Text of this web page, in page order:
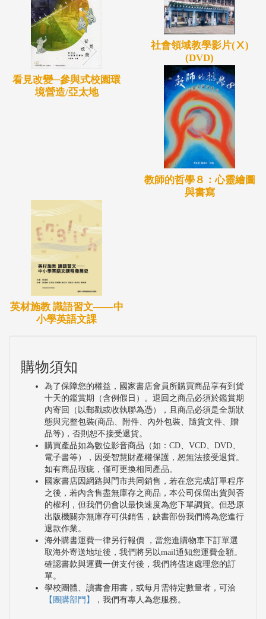
看見改變─參與式校園環
境營造/亞太地
社會領域教學影片(Ⅹ)
(DVD)
教師的哲學８：心靈繪圖
與書寫
英材施教 識語習文——中
小學英語文課
購物須知
為了保障您的權益，國家書店會員所購買商品享有到貨
十天的鑑賞期（含例假日）。退回之商品必須於鑑賞期
內寄回（以郵戳或收執聯為憑），且商品必須是全新狀
態與完整包裝(商品、附件、內外包裝、隨貨文件、贈
品等)，否則恕不接受退貨。
購買產品如為數位影音商品（如：CD、VCD、DVD、
電子書等），因受智慧財產權保護，恕無法接受退貨。
如有商品瑕疵，僅可更換相同產品。
國家書店因網路與門市共同銷售，若在您完成訂單程序
之後，若內含售盡無庫存之商品，本公司保留出貨與否
的權利，但我們仍會以最快速度為您下單調貨。但恐原
出版機關亦無庫存可供銷售，缺書部份我們將為您進行
退款作業。
海外購書運費一律另行報價 ，當您進購物車下訂單選
取海外寄送地址後，我們將另以mail通知您運費金額。
確認書款與運費一併支付後，我們將儘速處理您的訂
單。
學校團體、讀書會用書，或每月需特定數量者，可洽
【團購部門】
，我們有專人為您服務。